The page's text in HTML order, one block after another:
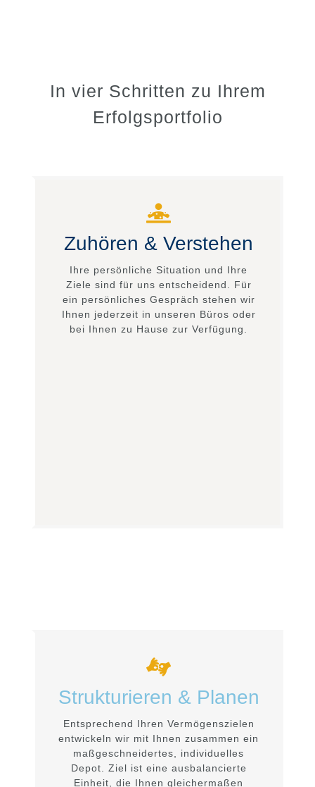
In vier Schritten zu Ihrem
Erfolgsportfolio
Zuhören & Verstehen
Ihre persönliche Situation und Ihre
Ziele sind für uns entscheidend. Für
ein persönliches Gespräch stehen wir
Ihnen jederzeit in unseren Büros oder
bei Ihnen zu Hause zur Verfügung.
Strukturieren & Planen
Entsprechend Ihren Vermögenszielen
entwickeln wir mit Ihnen zusammen ein
maßgeschneidertes, individuelles
Depot. Ziel ist eine ausbalancierte
Einheit, die Ihnen gleichermaßen